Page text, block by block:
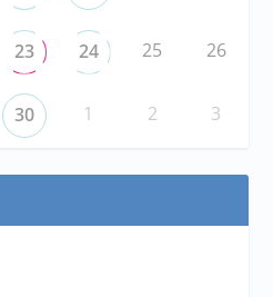
23 24 25 26
30 1 2 3